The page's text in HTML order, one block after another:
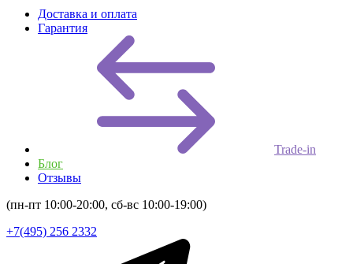
Доставка и оплата
Гарантия
Trade-in
Блог
Отзывы
(пн-пт 10:00-20:00, сб-вс 10:00-19:00)
+7(495) 256 2332